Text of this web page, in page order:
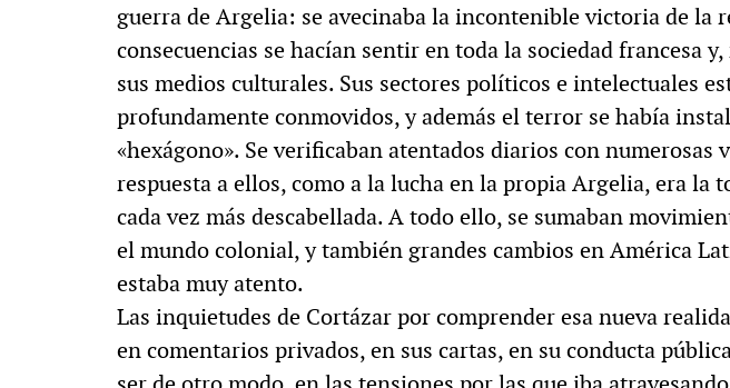
guerra de Argelia: se avecinaba la incontenible victoria de la
consecuencias se hacían sentir en toda la sociedad francesa
sus medios culturales. Sus sectores políticos e intelectuales
profundamente conmovidos, y además el terror se había
«hexágono». Se verificaban atentados diarios con numerosas
respuesta a ellos, como a la lucha en la propia Argelia, era la
cada vez más descabellada. A todo ello, se sumaban
el mundo colonial, y también grandes cambios en América
estaba muy atento.
Las inquietudes de Cortázar por comprender esa nueva
en comentarios privados, en sus cartas, en su conducta